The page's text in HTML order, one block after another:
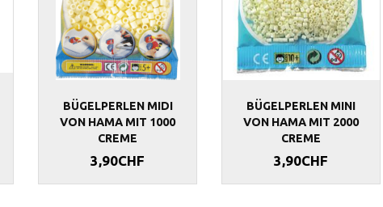
BÜGELPERLEN MIDI
VON HAMA MIT 1000
CREME
3,90CHF
BÜGELPERLEN MINI
VON HAMA MIT 2000
CREME
3,90CHF